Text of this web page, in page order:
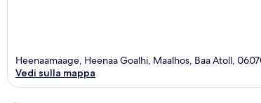
Heenaamaage, Heenaa Goalhi, Maalhos, Baa Atoll,
Vedi sulla mappa